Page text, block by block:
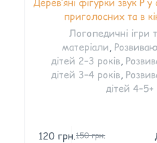
приголосних та в
Логопедичні ігри
матеріали,
дітей 2–3 років,
дітей 3–4 років,
дітей 4–5+
150грн.
120 грн.